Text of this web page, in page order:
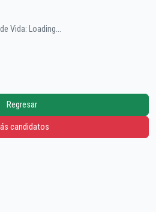
Vida: Loading...
Regresar
candidatos